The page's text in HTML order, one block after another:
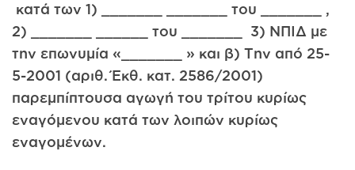
κατά των 1) _______ _______ του _______ ,
2) _______ ______ του _______ 3) ΝΠΙΔ με
την επωνυμία «_______ » και β) Την από 25-
5-2001 (αριθ. Έκθ. κατ. 2586/2001)
παρεμπίπτουσα αγωγή του τρίτου κυρίως
εναγόμενου κατά των λοιπών κυρίως
εναγομένων.